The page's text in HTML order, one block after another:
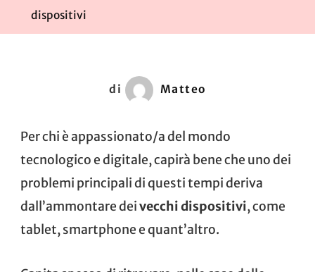
dispositivi
di Matteo
Per chi è appassionato/a del mondo
tecnologico e digitale, capirà bene che uno dei
problemi principali di questi tempi deriva
dall’ammontare deivecchi dispositivi, come
tablet, smartphone e quant’altro.